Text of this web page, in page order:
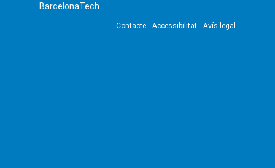
BarcelonaTech
Contacte Accessibilitat Avís legal